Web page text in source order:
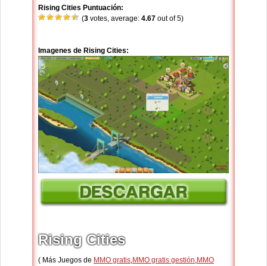
Rising Cities Puntuación:
(3 votes, average: 4.67 out of 5)
Imagenes de Rising Cities:
Rising Cities
( Más Juegos de MMO gratis,MMO gratis gestión,MMO